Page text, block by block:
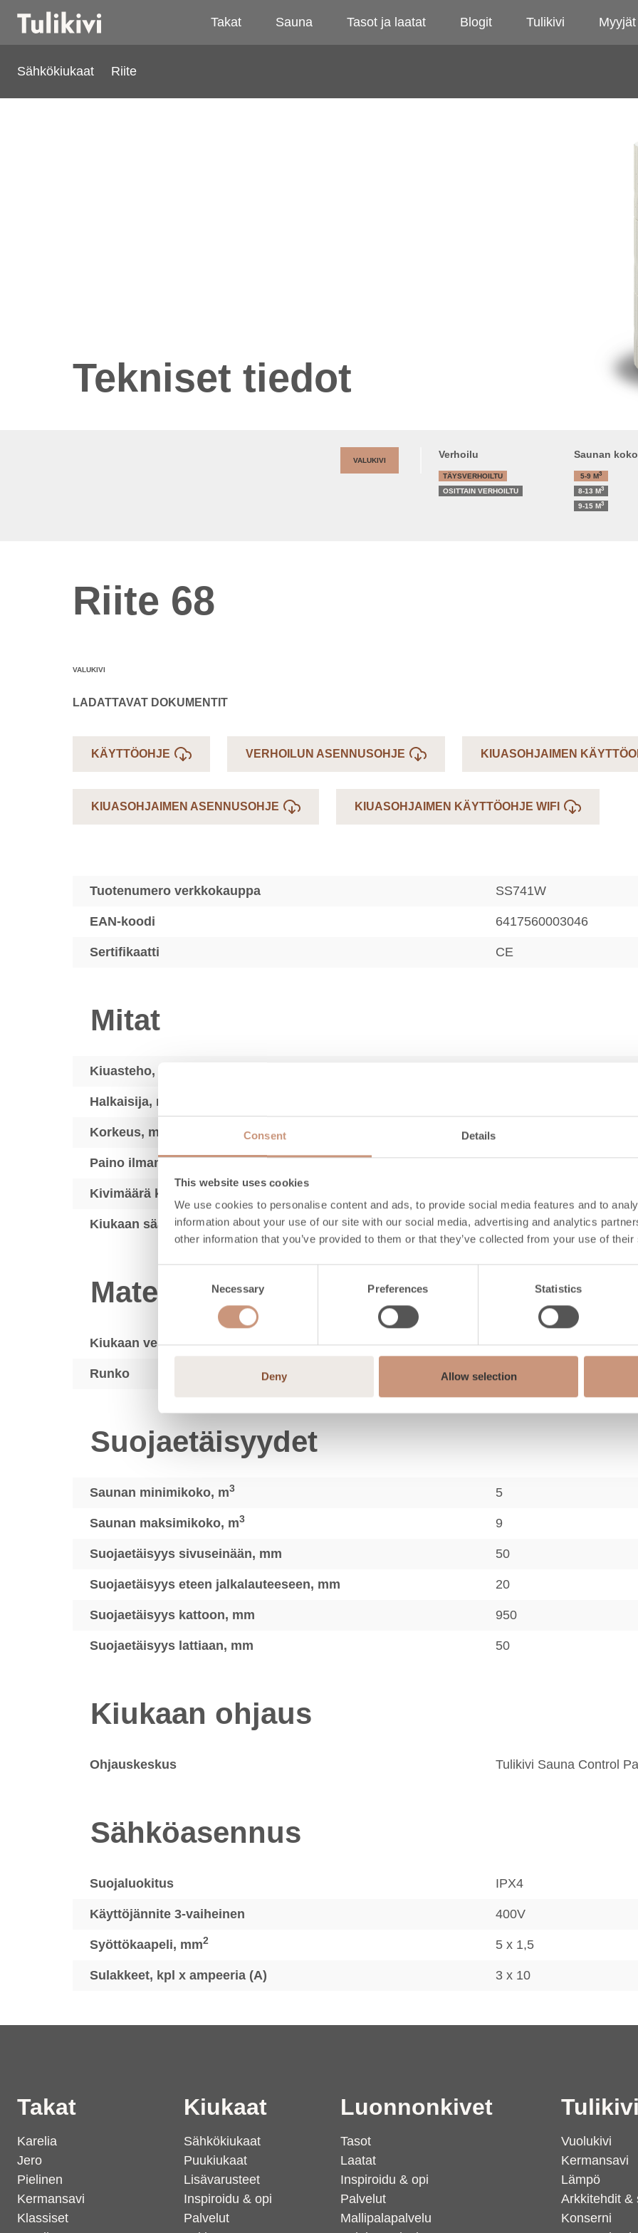
Consent Details
This website uses cookies
We use cookies to personalise content and ads, to provide social media features and to
information about your use of our site with our social media, advertising and analytics
other information that you’ve provided to them or that they’ve collected from your use of
Necessary Preferences Statistics
Deny Allow selection
Takat Sauna Tasot ja laatat Blogit Tulikivi Myyjät
Sähkökiukaat Riite
Tekniset tiedot
VALUKIVI
Verhoilu
TÄYSVERHOILTU
OSITTAIN VERHOILTU
Saunan koko
5-9 M3
8-13 M3
9-15 M3
Riite 68
VALUKIVI
LADATTAVAT DOKUMENTIT
KÄYTTÖOHJE VERHOILUN ASENNUSOHJE KIUASOHJAIMEN
KIUASOHJAIMEN ASENNUSOHJE KIUASOHJAIMEN KÄYTTÖOHJE WIFI
Tuotenumero verkkokauppa SS741W
EAN-koodi 6417560003046
Sertifikaatti CE
Mitat
Kiuasteho, kW
Halkaisija, mm
Korkeus, mm
Paino ilman kiuaskiviä, kg 78
Kivimäärä kg max.
Kiukaan säätöjalat, mm 20
Materiaalit
Kiukaan verhoilu Valukivi
Runko Valukivi
Suojaetäisyydet
Saunan minimikoko, m3 5
Saunan maksimikoko, m3 9
Suojaetäisyys sivuseinään, mm 50
Suojaetäisyys eteen jalkalauteeseen, mm 20
Suojaetäisyys kattoon, mm 950
Suojaetäisyys lattiaan, mm 50
Kiukaan ohjaus
Ohjauskeskus Tulikivi Sauna Control
Sähköasennus
Suojaluokitus IPX4
Käyttöjännite 3-vaiheinen 400V
Syöttökaapeli, mm2 5 x 1,5
Sulakkeet, kpl x ampeeria (A) 3 x 10
Takat
Karelia
Jero
Pielinen
Kermansavi
Klassiset
Kiukaat
Sähkökiukaat
Puukiukaat
Lisävarusteet
Inspiroidu & opi
Palvelut
Luonnonkivet
Tasot
Laatat
Inspiroidu & opi
Palvelut
Mallipalapalvelu
Vuolukivi
Kermansavi
Lämpö
Arkkitehdit &
Konserni